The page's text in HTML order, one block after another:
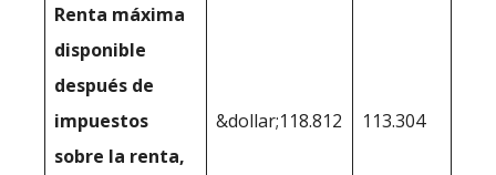
Renta máxima
disponible
después de
impuestos
sobre la renta,
&dollar;118.812 113.304